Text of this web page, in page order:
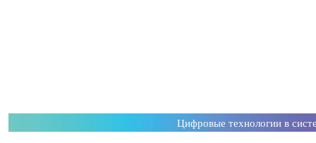
Цифровые технологии в